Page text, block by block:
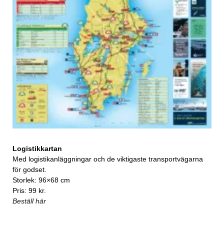
Logistikkartan
Med logistikanläggningar och de viktigaste transportvägarna
för godset.
Storlek: 96×68 cm
Pris: 99 kr.
Beställ här